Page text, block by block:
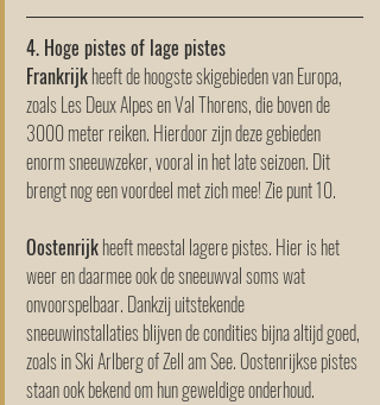
4. Hoge pistes of lage pistes
Frankrijk heeft de hoogste skigebieden van Europa,
zoals Les Deux Alpes en Val Thorens, die boven de
3000 meter reiken. Hierdoor zijn deze gebieden
enorm sneeuwzeker, vooral in het late seizoen. Dit
brengt nog een voordeel met zich mee! Zie punt 10.
Oostenrijk heeft meestal lagere pistes. Hier is het
weer en daarmee ook de sneeuwval soms wat
onvoorspelbaar. Dankzij uitstekende
sneeuwinstallaties blijven de condities bijna altijd goed,
zoals in Ski Arlberg of Zell am See. Oostenrijkse pistes
staan ook bekend om hun geweldige onderhoud.